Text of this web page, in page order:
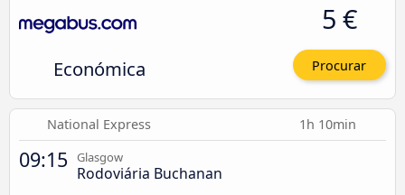
Económica
5 €
Procurar
National Express 1h 10min
09:15 Glasgow
Rodoviária Buchanan